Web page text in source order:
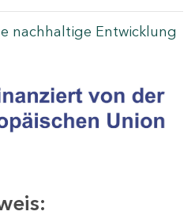
nachhaltige Entwicklung